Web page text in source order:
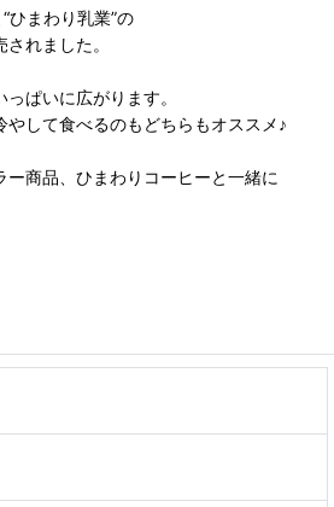
ひまわり乳業”の
れました。
ぱいに広がります。
やして食べるのもどちらもオススメ♪
商品、ひまわりコーヒーと一緒に